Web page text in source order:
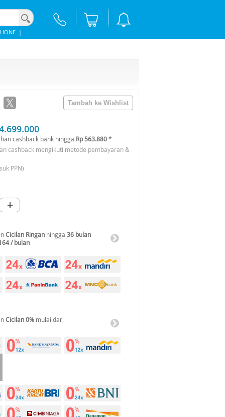
|
cashback bank hingga Rp 563.880*
cashback mengikuti metode pembayaran &
PPN)
+
Cicilan Ringan hingga 36 bulan
/ bulan
Cicilan 0% mulai dari